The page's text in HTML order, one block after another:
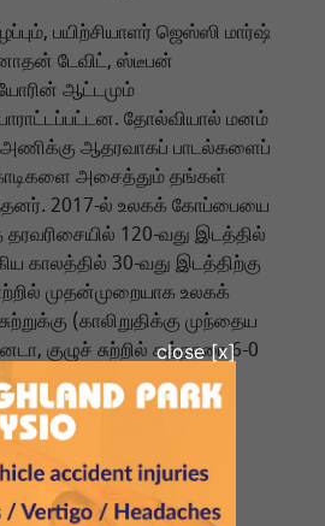
பயிற்சியாளர் ஜெஸ்ஸி மார்ஷ்
டேவிட், ஸ்டீபன்
ஆட்டமும்
தோல்வியால் மனம்
அணிக்கு ஆதரவாகப் பாடல்களைப்
அசைத்தும் தங்கள்
2017-ல் உலகக் கோப்பையை
120-வது இடத்தில்
காலத்தில் 30-வது இடத்திற்கு
முதன்முறையாக உலகக்
(காலிறுதிக்கு முந்தைய
குழுச் சுற்றில் கத்தாரை 6-0
தனது முதல் உலகக்
தாங்கள் காலிறுதிக்கு
பெறுவோம் என்று
என்றும் ரசிகர்கள்